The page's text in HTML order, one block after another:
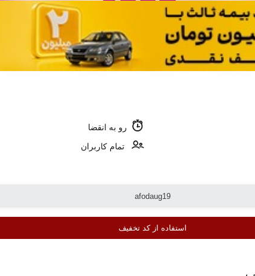
رو به انقضا
تمام کاربران
استفاده از کد تخفیف